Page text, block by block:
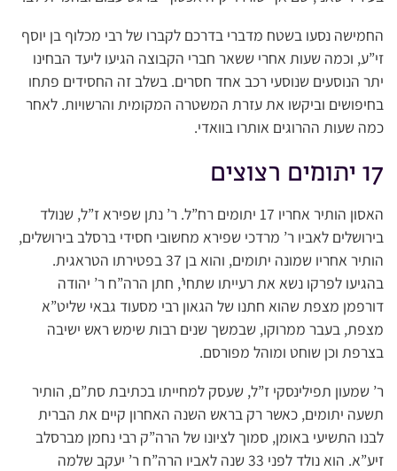
החמישה נסעו בשטח מדברי בדרכם לקברו של רבי מכלוף בן יוסף
זי”ע, וכמה שעות אחרי ששאר חברי הקבוצה הגיעו ליעד הבחינו
יתר הנוסעים שנוסעי רכב אחד חסרים. בשלב זה החסידים פתחו
בחיפושים וביקשו את עזרת המשטרה המקומית והרשויות. לאחר
כמה שעות ההרוגים אותרו בוואדי.
17 יתומים רצוצים
האסון הותיר אחריו 17 יתומים רח”ל. ר’ נתן שפירא ז”ל, שנולד
בירושלים לאביו ר’ מרדכי שפירא מחשובי חסידי ברסלב בירושלים,
הותיר אחריו שמונה יתומים, והוא בן 37 בפטירתו הטראגית.
בהגיעו לפרקו נשא את רעייתו שתחי’, חתן הרה”ח ר’ יהודה
דורפמן מצפת שהוא חתנו של הגאון רבי מסעוד גבאי שליט”א
מצפת, בעבר ממרוקו, שבמשך שנים רבות שימש ראש ישיבה
בצרפת וכן שוחט ומוהל מפורסם.
ר’ שמעון תפילינסקי ז”ל, שעסק למחייתו בכתיבת סת”ם, הותיר
תשעה יתומים, כאשר רק בראש השנה האחרון קיים את הברית
לבנו התשיעי באומן, סמוך לציונו של הרה”ק רבי נחמן מברסלב
זיע”א. הוא נולד לפני 33 שנה לאביו הרה”ח ר’ יעקב שלמה